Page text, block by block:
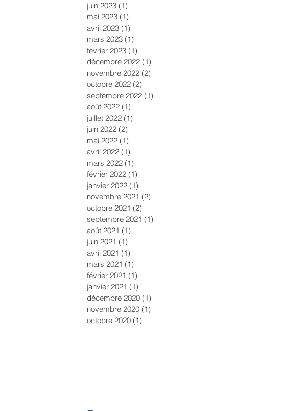
juin 2023 (1)
mai 2023 (1)
avril 2023 (1)
mars 2023 (1)
février 2023 (1)
décembre 2022 (1)
novembre 2022 (2)
octobre 2022 (2)
septembre 2022 (1)
août 2022 (1)
juillet 2022 (1)
juin 2022 (2)
mai 2022 (1)
avril 2022 (1)
mars 2022 (1)
février 2022 (1)
janvier 2022 (1)
novembre 2021 (2)
octobre 2021 (2)
septembre 2021 (1)
août 2021 (1)
juin 2021 (1)
avril 2021 (1)
mars 2021 (1)
février 2021 (1)
janvier 2021 (1)
décembre 2020 (1)
novembre 2020 (1)
octobre 2020 (1)